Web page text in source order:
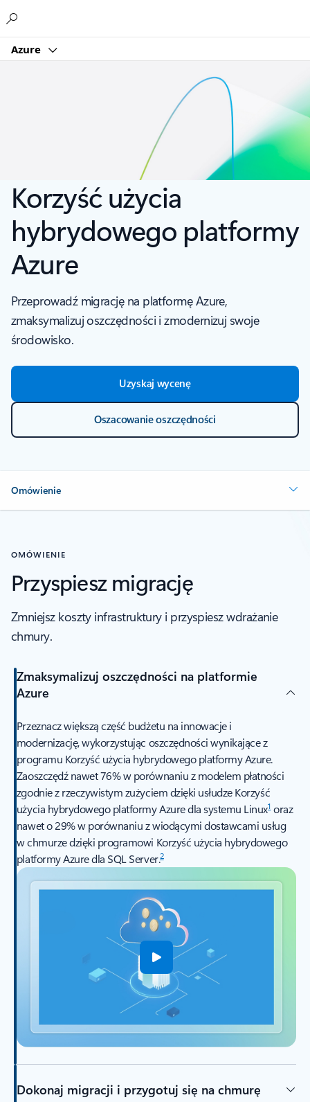
Azure
Korzyść użycia
hybrydowego platformy
Azure
Przeprowadź migrację na platformę Azure,
zmaksymalizuj oszczędności i zmodernizuj swoje
środowisko.
Uzyskaj wycenę
Oszacowanie oszczędności
Omówienie
OMÓWIENIE
Przyspiesz migrację
Zmniejsz koszty infrastruktury i przyspiesz wdrażanie
chmury.
Zmaksymalizuj oszczędności na platformie
Azure
Przeznacz większą część budżetu na innowacje i
modernizację, wykorzystując oszczędności wynikające z
programu Korzyść użycia hybrydowego platformy Azure.
Zaoszczędź nawet 76% w porównaniu z modelem płatności
zgodnie z rzeczywistym zużyciem dzięki usłudze Korzyść
użycia hybrydowego platformy Azure dla systemu Linux1oraz
nawet o 29% w porównaniu z wiodącymi dostawcami usług
w chmurze dzięki programowi Korzyść użycia hybrydowego
platformy Azure dla SQL Server.2
Dokonaj migracji i przygotuj się na chmurę